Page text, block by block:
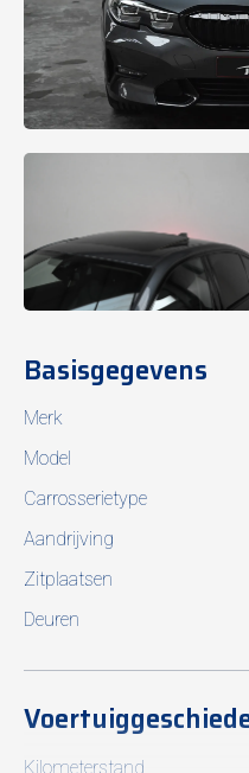
Basisgegevens
Merk
Model
Carrosserietype
Aandrijving
Zitplaatsen
Deuren
Kilometerstand